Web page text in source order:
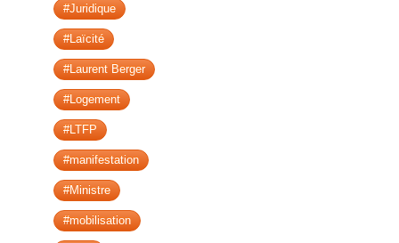
#Juridique
#Laïcité
#Laurent Berger
#Logement
#LTFP
#manifestation
#Ministre
#mobilisation